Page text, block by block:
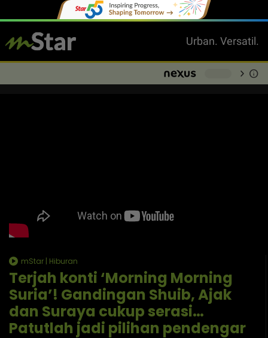
Urban. Versatil.
chevron_right info
mStar | Hiburan
Terjah konti ‘Morning Morning
Suria’! Gandingan Shuib, Ajak
dan Suraya cukup serasi…
Patutlah jadi pilihan pendengar